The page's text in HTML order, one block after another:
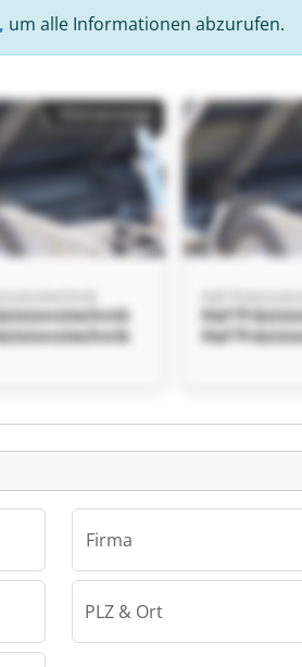
um alle Informationen abzurufen.
Haf
Haf
Haf
Firma
PLZ & Ort